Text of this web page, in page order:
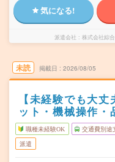
気になる!
派遣会社 株式会社綜
未読 掲載日 2026/08/05
【未経験でも大
ット・機械操作
職種未経験OK 交通費別途
派遣